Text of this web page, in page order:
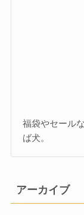
福袋やセール
ば犬。
アーカイブ